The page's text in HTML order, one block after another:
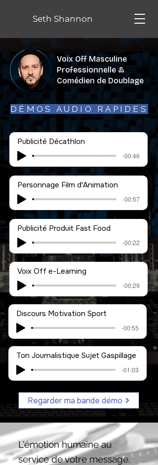
Seth Shannon
Voix Off Masculine
Professionnelle &
Comédien de Doublage
DÉMOS AUDIO RAPIDES
Publicité Décathlon
-00:46
Personnage Film d'Animation
-00:57
Publicité Produit Fast Food
-00:22
Voix Off e-Learning
-00:29
Discours Motivation Sport
-00:55
Ton Journalistique Sujet Gaspillage
-01:03
Regarder ma bande démo
L'émotion humaine au
service de votre message.